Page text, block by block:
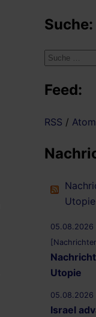
Suche:
Suche
Feed:
RSS / Atom
Utopie
Utopie
05.08.2026
Israel